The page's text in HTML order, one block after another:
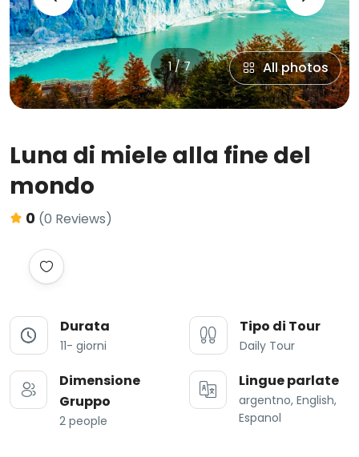
1 / 7 All photos
Luna di miele alla fine del
mondo
0 (0 Reviews)
Durata
11- giorni
Tipo di Tour
Daily Tour
Dimensione
Gruppo
2 people
Lingue parlate
argentno, English,
Espanol